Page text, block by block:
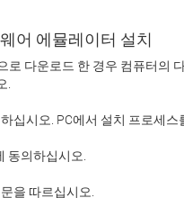
어 에뮬레이터 설치
로 다운로드 한 경우 컴퓨터의